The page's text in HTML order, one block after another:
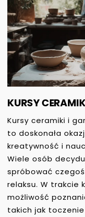
KURSY
Kursy ceramiki i
to doskonała
kreatywność i
Wiele osób
spróbować
relaksu. W trakcie
możliwość
takich jak